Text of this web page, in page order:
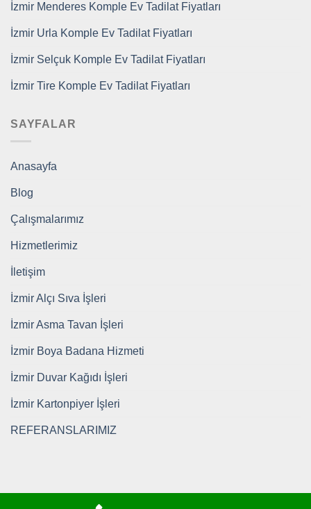
İzmir Menderes Komple Ev Tadilat Fiyatları
İzmir Urla Komple Ev Tadilat Fiyatları
İzmir Selçuk Komple Ev Tadilat Fiyatları
İzmir Tire Komple Ev Tadilat Fiyatları
SAYFALAR
Anasayfa
Blog
Çalışmalarımız
Hizmetlerimiz
İletişim
İzmir Alçı Sıva İşleri
İzmir Asma Tavan İşleri
İzmir Boya Badana Hizmeti
İzmir Duvar Kağıdı İşleri
İzmir Kartonpiyer İşleri
REFERANSLARIMIZ